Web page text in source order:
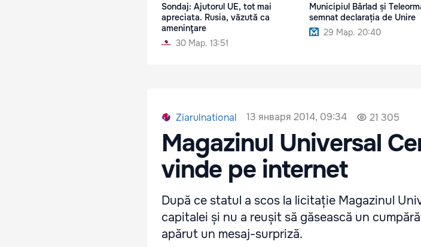
Sondaj: Ajutorul UE, tot mai
apreciata. Rusia, văzută ca
ameninţare
30 Мар. 13:51
Municipiul Bârlad și
semnat declarația de Unire
29 Мар. 20:40
Ziarulnational 13 января 2014, 09:34 21 305
Magazinul Universal
vinde pe internet
După ce statul a scos la licitație Magazinul
capitalei și nu a reușit să găsească un
apărut un mesaj-surpriză.